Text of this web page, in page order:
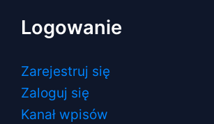
Logowanie
Zarejestruj się
Zaloguj się
Kanał wpisów